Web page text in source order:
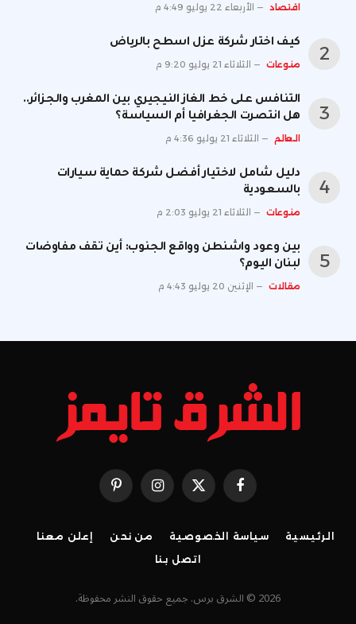
اقتصاد الأربعاء 22 يوليو 4:49 م
كيف اختار شركة عزل اسطح بالرياض
منوعات الثلاثاء 21 يوليو 9:20 م
التنافس على خط الغاز النيجيري بين المغرب والجزائر..
هل انتصرت الجغرافيا أم السياسة؟
العالم الثلاثاء 21 يوليو 4:36 م
دليل شامل لاختيار أفضل شركة حماية سيارات
بالسعودية
منوعات الثلاثاء 21 يوليو 2:03 م
بين وعود واشنطن وواقع الجنوب: أين تقف مفاوضات
لبنان اليوم؟
مقالات الإثنين 20 يوليو 4:43 م
فيسبوك X
(Twitter)
الانستغرامبينتيريست
الرئيسية سياسة الخصوصية من نحن
إعلن معنا
اتصل بنا
2026 © الشرق برس. جميع حقوق النشر محفوظة.